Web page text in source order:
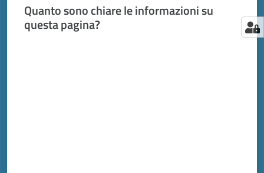
Quanto sono chiare le informazioni su
questa pagina?